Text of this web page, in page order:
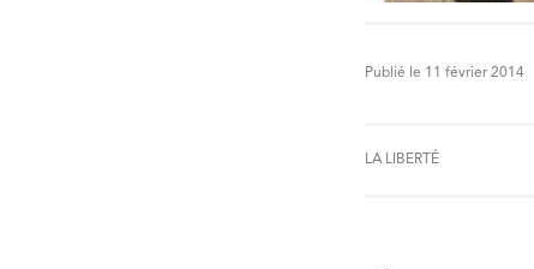
Publié le 11 février 2014
LA LIBERTÉ